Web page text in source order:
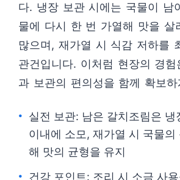
다. 냉장 보관 시에는 국물이 남
물에 다시 한 번 가열해 맛을 살
많으며, 재가열 시 식감 저하를
관건입니다. 이처럼 현장의 경
과 보관의 편의성을 함께 확보
실전 보관: 남은 갈치조림은 냉
이내에 소모, 재가열 시 국물의
해 맛의 균형을 유지
건강 포인트: 조리 시 소금 사